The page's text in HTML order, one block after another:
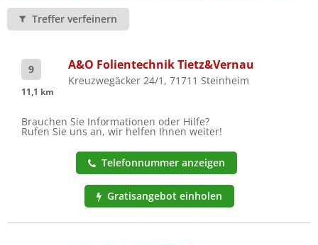
Treffer verfeinern
9
11,1 km
A&O Folientechnik Tietz&Vernau
Kreuzwegäcker 24/1, 71711 Steinheim
Brauchen Sie Informationen oder Hilfe?
Rufen Sie uns an, wir helfen Ihnen weiter!
Telefonnummer anzeigen
Gratisangebot einholen